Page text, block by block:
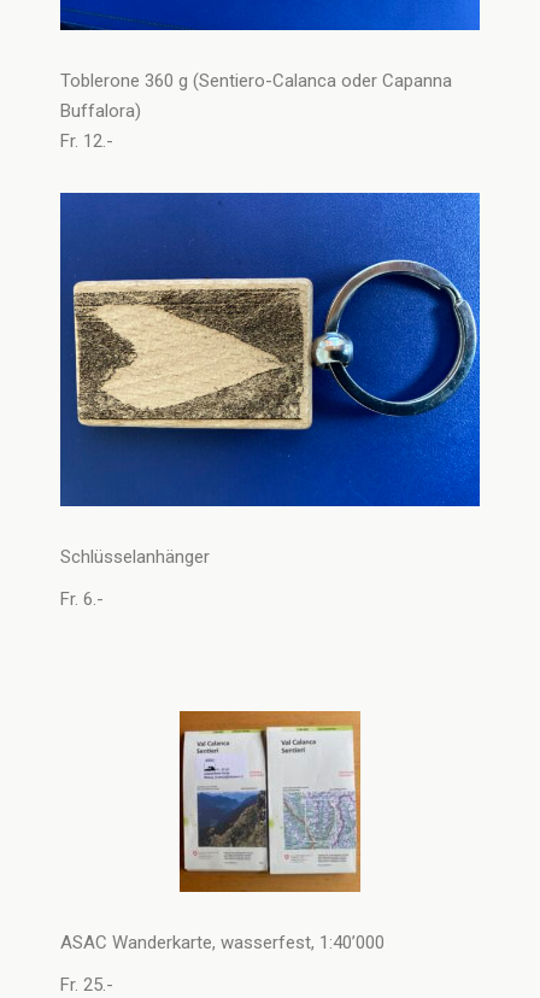
Toblerone 360 g (Sentiero-Calanca oder Capanna
Buffalora)
Fr. 12.-
Schlüsselanhänger
Fr. 6.-
ASAC Wanderkarte, wasserfest, 1:40’000
Fr. 25.-